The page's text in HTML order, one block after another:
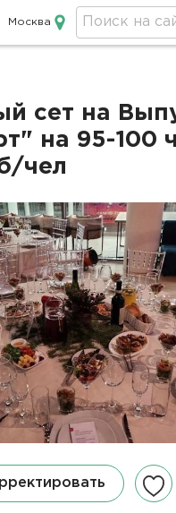
Кейтеринг в Москве
Москва
сет на
на 95-100
чел